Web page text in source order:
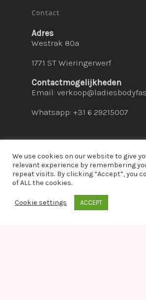
Contact
Adres
Westrak 80a
1771 ST Wieringerwerf
Contactmogelijkheden
Email:
Whatsapp: +31 6 29215007
© 2026 Ladies Bodyfashion. hosted
We use cookies on our website to give
relevant experience by remembering
repeat visits. By clicking “Accept”, you
of ALL the cookies.
Cookie settings ACCEPT